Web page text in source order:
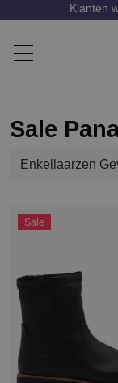
Klanten
Sale
Enkellaarzen
Sale